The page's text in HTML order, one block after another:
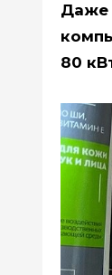
Даже
80